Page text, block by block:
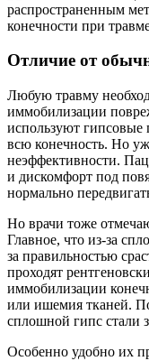
распространенным
конечности при
Отличие от
Любую травму
иммобилизации
используют гипсовые
всю конечность. Но
неэффективности.
и дискомфорт под
нормально
Но врачи тоже
Главное, что из-за
за правильностью
проходят
иммобилизации
или ишемия тканей.
сплошной гипс стали
Особенно удобно их